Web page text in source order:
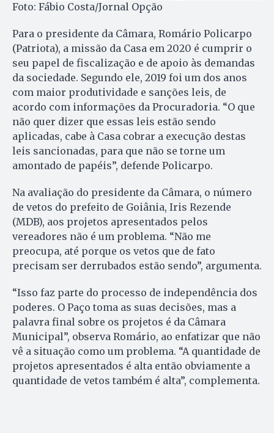
Foto: Fábio Costa/Jornal Opção
Para o presidente da Câmara, Romário Policarpo
(Patriota), a missão da Casa em 2020 é cumprir o
seu papel de fiscalização e de apoio às demandas
da sociedade. Segundo ele, 2019 foi um dos anos
com maior produtividade e sanções leis, de
acordo com informações da Procuradoria. “O que
não quer dizer que essas leis estão sendo
aplicadas, cabe à Casa cobrar a execução destas
leis sancionadas, para que não se torne um
amontado de papéis”, defende Policarpo.
Na avaliação do presidente da Câmara, o número
de vetos do prefeito de Goiânia, Iris Rezende
(MDB), aos projetos apresentados pelos
vereadores não é um problema. “Não me
preocupa, até porque os vetos que de fato
precisam ser derrubados estão sendo”, argumenta.
“Isso faz parte do processo de independência dos
poderes. O Paço toma as suas decisões, mas a
palavra final sobre os projetos é da Câmara
Municipal”, observa Romário, ao enfatizar que não
vê a situação como um problema. “A quantidade de
projetos apresentados é alta então obviamente a
quantidade de vetos também é alta”, complementa.